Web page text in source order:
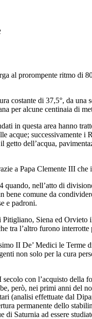
al prorompente ritmo di
costante di 37,5°, da
per alcune centinaia di
in questa area hanno
acque; successivamente i
getto dell’acqua,
a Papa Clemente III
nell’atto di
bene comune da
e padroni.
Siena ed Orvieto
tra l’altro furono
II De’ Medici le Terme
non solo per la cura
con l’acquisto della
però, nei primi anni del
(analisi effettuate dal
permanente dello
di Saturnia ad essere